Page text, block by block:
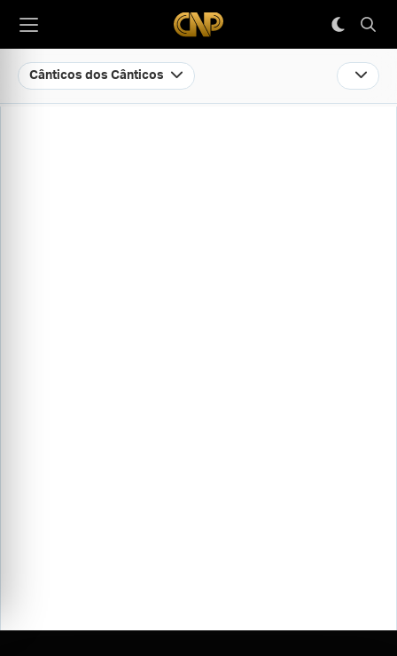
Cânticos dos Cânticos